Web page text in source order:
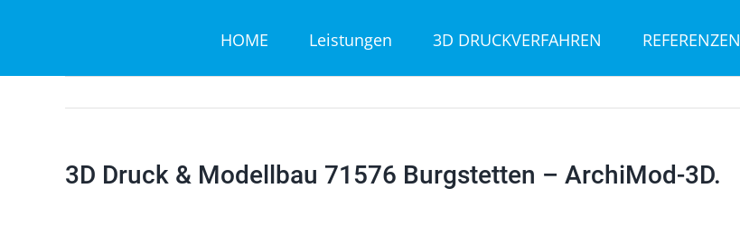
HOME Leistungen 3D DRUCKVERFAHREN REFERENZEN
3D Druck & Modellbau 71576 Burgstetten – ArchiMod-3D.